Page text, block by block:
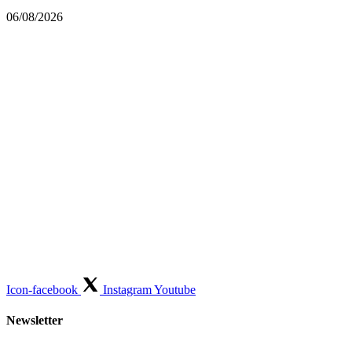
06/08/2026
Icon-facebook InstagramYoutube
Newsletter